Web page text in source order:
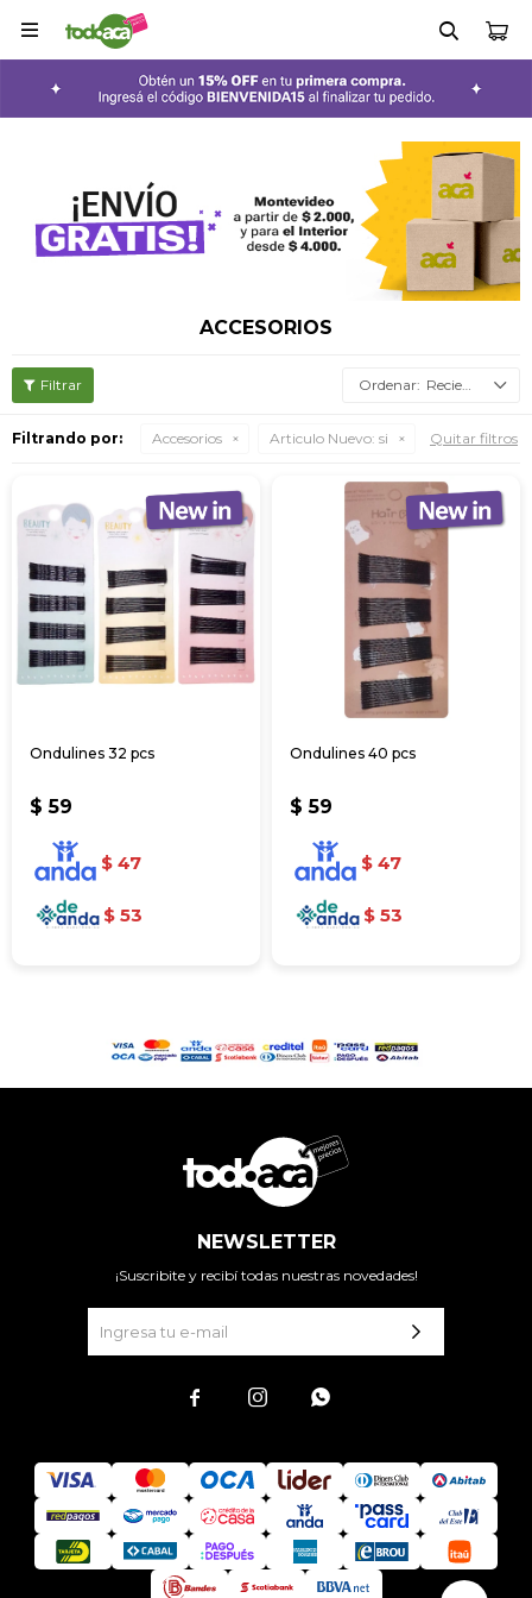

ACCESORIOS
Recientes
Filtrando por: Accesorios Articulo Nuevo: si Quitar filtros
Ondulines 32 pcs
$ 59
$ 47
$ 53
Ondulines 40 pcs
$ 59
$ 47
$ 53
NEWSLETTER
¡Suscribite y recibí todas nuestras novedades!
  